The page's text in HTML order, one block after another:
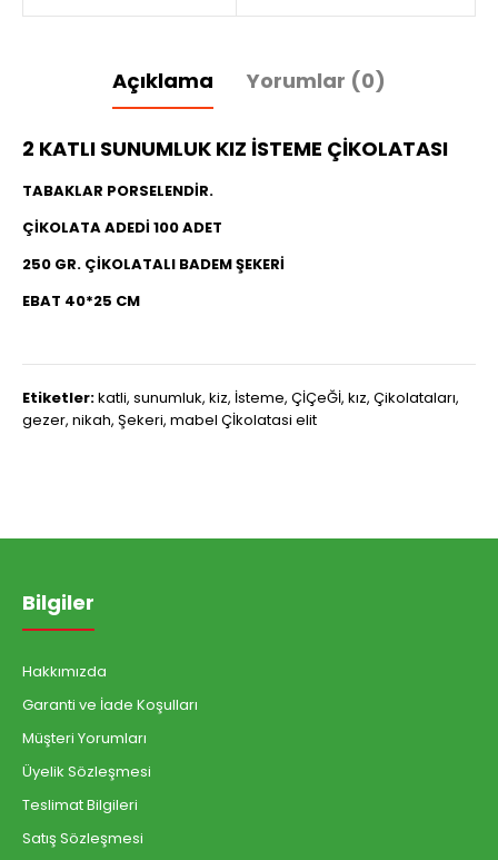
Açıklama Yorumlar (0)
2 KATLI SUNUMLUK KIZ İSTEME ÇİKOLATASI
TABAKLAR PORSELENDİR.
ÇİKOLATA ADEDİ 100 ADET
250 GR. ÇİKOLATALI BADEM ŞEKERİ
EBAT 40*25 CM
Etiketler:katli, sunumluk, kiz, İsteme, ÇİÇeĞİ, kız, Çikolataları,
gezer, nikah, Şekeri, mabel Çİkolatasi elit
Bilgiler
Hakkımızda
Garanti ve İade Koşulları
Müşteri Yorumları
Üyelik Sözleşmesi
Teslimat Bilgileri
Satış Sözleşmesi